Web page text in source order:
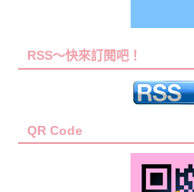
RSS～快來訂閱吧！
QR Code